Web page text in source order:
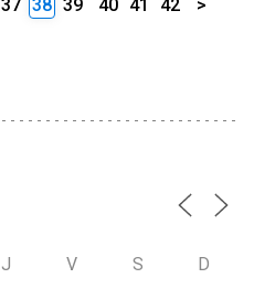
37 38 39 40 41 42 >
J V S D